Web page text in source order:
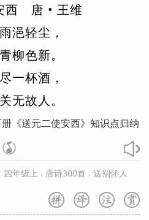
峰。可如果写成开门见青山，
说法，从对面落笔，让山做了
这真是巧思妙想，令人拍案叫
西 唐 • 王维
雨浥轻尘 ，
青柳色新。
尽一杯酒 ，
关无故人 。
《送元二使安西》知识点归纳
四年级上 ， 唐诗300首 ， 送别怀人